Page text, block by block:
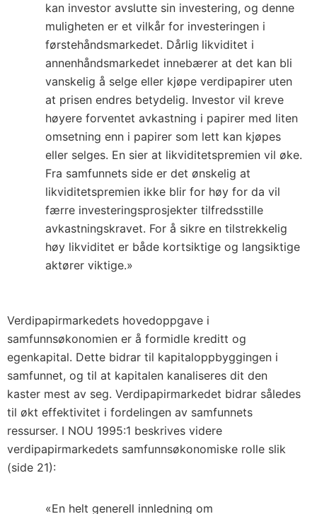
kan investor avslutte sin investering, og denne
muligheten er et vilkår for investeringen i
førstehåndsmarkedet. Dårlig likviditet i
annenhåndsmarkedet innebærer at det kan bli
vanskelig å selge eller kjøpe verdipapirer uten
at prisen endres betydelig. Investor vil kreve
høyere forventet avkastning i papirer med liten
omsetning enn i papirer som lett kan kjøpes
eller selges. En sier at likviditetspremien vil øke.
Fra samfunnets side er det ønskelig at
likviditetspremien ikke blir for høy for da vil
færre investeringsprosjekter tilfredsstille
avkastningskravet. For å sikre en tilstrekkelig
høy likviditet er både kortsiktige og langsiktige
aktører viktige.»
Verdipapirmarkedets hovedoppgave i
samfunnsøkonomien er å formidle kreditt og
egenkapital. Dette bidrar til kapitaloppbyggingen i
samfunnet, og til at kapitalen kanaliseres dit den
kaster mest av seg. Verdipapirmarkedet bidrar således
til økt effektivitet i fordelingen av samfunnets
ressurser. I NOU 1995:1 beskrives videre
verdipapirmarkedets samfunnsøkonomiske rolle slik
(side 21):
«En helt generell innledning om